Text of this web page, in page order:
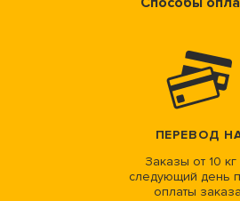
ПЕРЕВОД
Заказы от 10 кг
следующий день
оплаты